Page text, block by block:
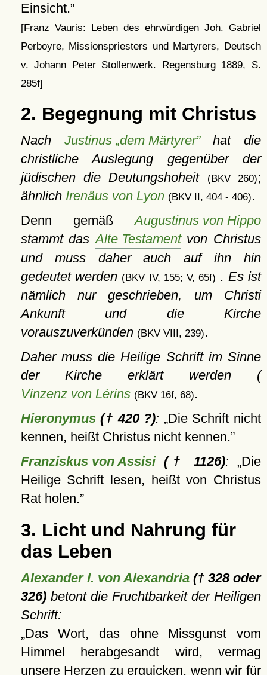
Einsicht.
[Franz Vauris: Leben des ehrwürdigen Joh. Gabriel
Perboyre, Missionspriesters und Martyrers, Deutsch
v. Johann Peter Stollenwerk. Regensburg 1889, S.
285f]
2. Begegnung mit Christus
Nach Justinus „dem Märtyrer”hat die
christliche Auslegung gegenüber der
jüdischen die Deutungshoheit
(BKV 260);
ähnlich Irenäus von Lyon (BKV II, 404 - 406).
Denn gemäßAugustinus von Hippo
stammt dasAlte Testamentvon Christus
und muss daher auch auf ihn hin
gedeutet werden (BKV IV, 155; V, 65f) . Es ist
nämlich nur geschrieben, um Christi
Ankunft und die Kirche
vorauszuverkünden (BKV VIII, 239).
Daher muss die Heilige Schrift im Sinne
der Kirche erklärt werden (
Vinzenz von Lérins (BKV 16f, 68).
Hieronymus(† 420 ?): Die Schrift nicht
kennen, heißt Christus nicht kennen.
Franziskus von Assisi(† 1126):
Die
Heilige Schrift lesen, heißt von Christus
Rat holen.
3. Licht und Nahrung für
das Leben
Alexander I. von Alexandria(† 328 oder
326)betont die Fruchtbarkeit der Heiligen
Schrift:
Das Wort, das ohne Missgunst vom
Himmel herabgesandt wird, vermag
unsere Herzen zu erquicken, wenn wir für